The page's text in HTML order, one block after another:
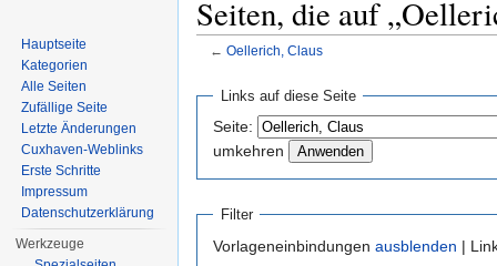
Seiten, die auf
← Oellerich, Claus
Links auf diese Seite
Seite:
umkehren
Filter
Vorlageneinbindungen ausblenden |
Hauptseite
Kategorien
Alle Seiten
Zufällige Seite
Letzte Änderungen
Cuxhaven-Weblinks
Erste Schritte
Impressum
Datenschutzerklärung
Werkzeuge